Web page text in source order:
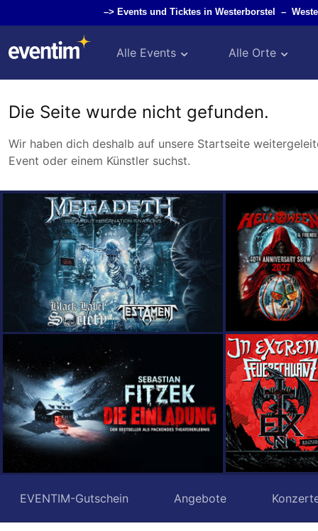
–> Events und Ticktes in Westerborstel –